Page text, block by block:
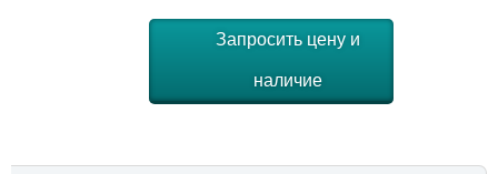
Запросить цену и
наличие